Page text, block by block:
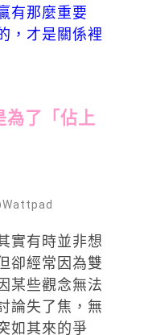
有那麼重要
，才是關係裡
為了「佔上
實有時並非想
卻經常因為雙
某些觀念無法
論失了焦，無
如其來的爭